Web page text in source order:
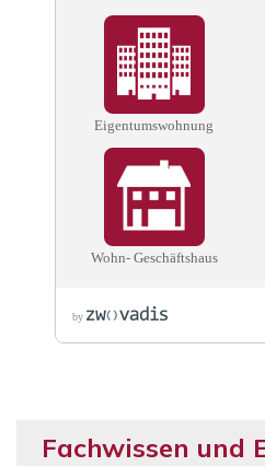
Fachwissen und